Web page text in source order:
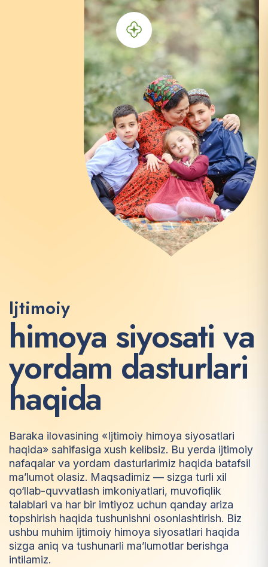
Ijtimoiy
himoya siyosati va
yordam dasturlari
haqida
Baraka ilovasining «Ijtimoiy himoya siyosatlari
haqida» sahifasiga xush kelibsiz. Bu yerda ijtimoiy
nafaqalar va yordam dasturlarimiz haqida batafsil
ma’lumot olasiz. Maqsadimiz — sizga turli xil
qo‘llab-quvvatlash imkoniyatlari, muvofiqlik
talablari va har bir imtiyoz uchun qanday ariza
topshirish haqida tushunishni osonlashtirish. Biz
ushbu muhim ijtimoiy himoya siyosatlari haqida
sizga aniq va tushunarli ma’lumotlar berishga
intilamiz.